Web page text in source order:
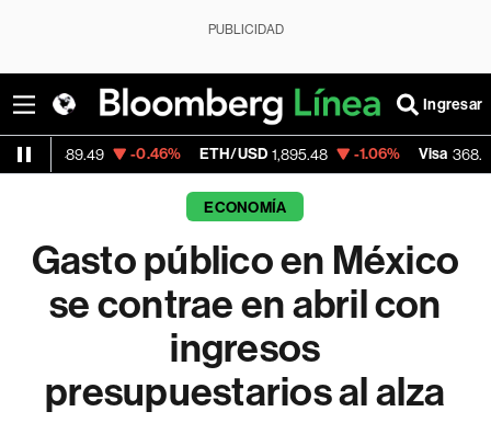
PUBLICIDAD
Ingresar
-0.46% ETH/USD 1,895.48 -1.06% Visa 368.54 -
ECONOMÍA
Gasto público en México
se contrae en abril con
ingresos
presupuestarios al alza